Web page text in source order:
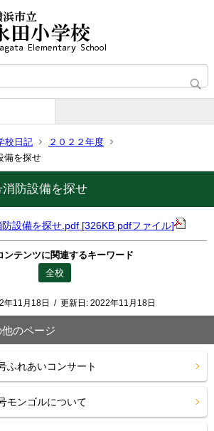
校日記
２０２２年度
備を探せ
防設備を探せ
設備を探せ.pdf [326KB pdfファイル]
ンテンツに関連するキーワード
全校
年11月18日 / 更新日: 2022年11月18日
のページ
ふれあいコンサート
モンゴルについて